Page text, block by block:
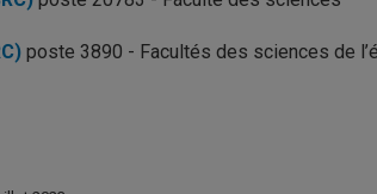
poste 3890 - Facultés des sciences de